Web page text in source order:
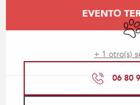
EVENTO
Se
+ 1 otro(s)
06 80